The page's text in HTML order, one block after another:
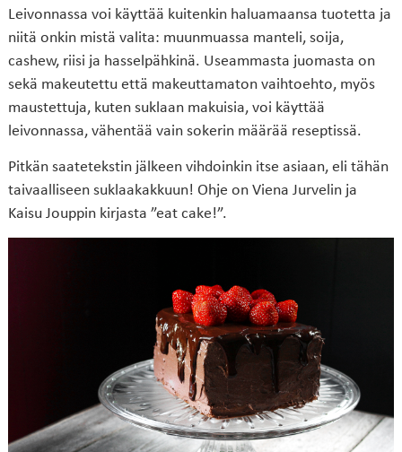
Leivonnassa voi käyttää kuitenkin haluamaansa tuotetta ja
niitä onkin mistä valita: muunmuassa manteli, soija,
cashew, riisi ja hasselpähkinä. Useammasta juomasta on
sekä makeutettu että makeuttamaton vaihtoehto, myös
maustettuja, kuten suklaan makuisia, voi käyttää
leivonnassa, vähentää vain sokerin määrää reseptissä.
Pitkän saatetekstin jälkeen vihdoinkin itse asiaan, eli tähän
taivaalliseen suklaakakkuun! Ohje on Viena Jurvelin ja
Kaisu Jouppin kirjasta ”eat cake!”.